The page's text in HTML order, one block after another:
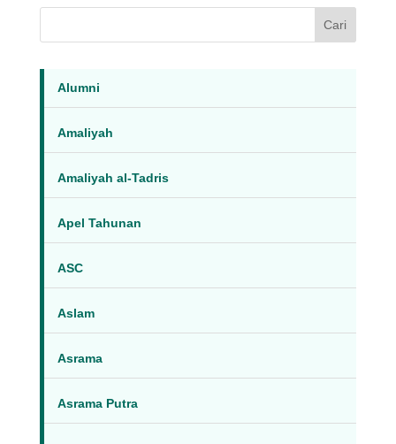
Cari
Alumni
Amaliyah
Amaliyah al-Tadris
Apel Tahunan
ASC
Aslam
Asrama
Asrama Putra